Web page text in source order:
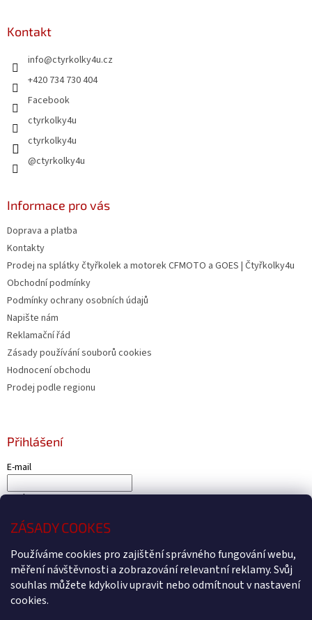
ZÁSADY COOKES
Používáme cookies pro zajištění správného fungování webu,
měření návštěvnosti a zobrazování relevantní reklamy. Svůj
souhlas můžete kdykoliv upravit nebo odmítnout v nastavení
cookies.
Kontakt
info@ctyrkolky4u.cz
+420 734 730 404
Facebook
ctyrkolky4u
ctyrkolky4u
@ctyrkolky4u
Informace pro vás
Doprava a platba
Kontakty
Prodej na splátky čtyřkolek a motorek CFMOTO a GOES | Čtyřkolky4u
Obchodní podmínky
Podmínky ochrany osobních údajů
Napište nám
Reklamační řád
Zásady používání souborů cookies
Hodnocení obchodu
Prodej podle regionu
Přihlášení
E-mail
Heslo
PŘIHLÁSIT SE
Nová registraceZapomenuté heslo